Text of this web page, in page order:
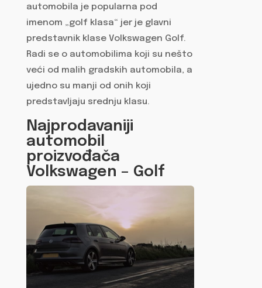
automobila je popularna pod
imenom „golf klasa“ jer je glavni
predstavnik klase Volkswagen Golf.
Radi se o automobilima koji su nešto
veći od malih gradskih automobila, a
ujedno su manji od onih koji
predstavljaju srednju klasu.
Najprodavaniji
automobil
proizvođača
Volkswagen – Golf